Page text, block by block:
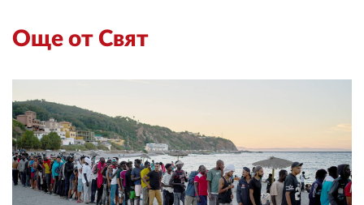
Още от Свят